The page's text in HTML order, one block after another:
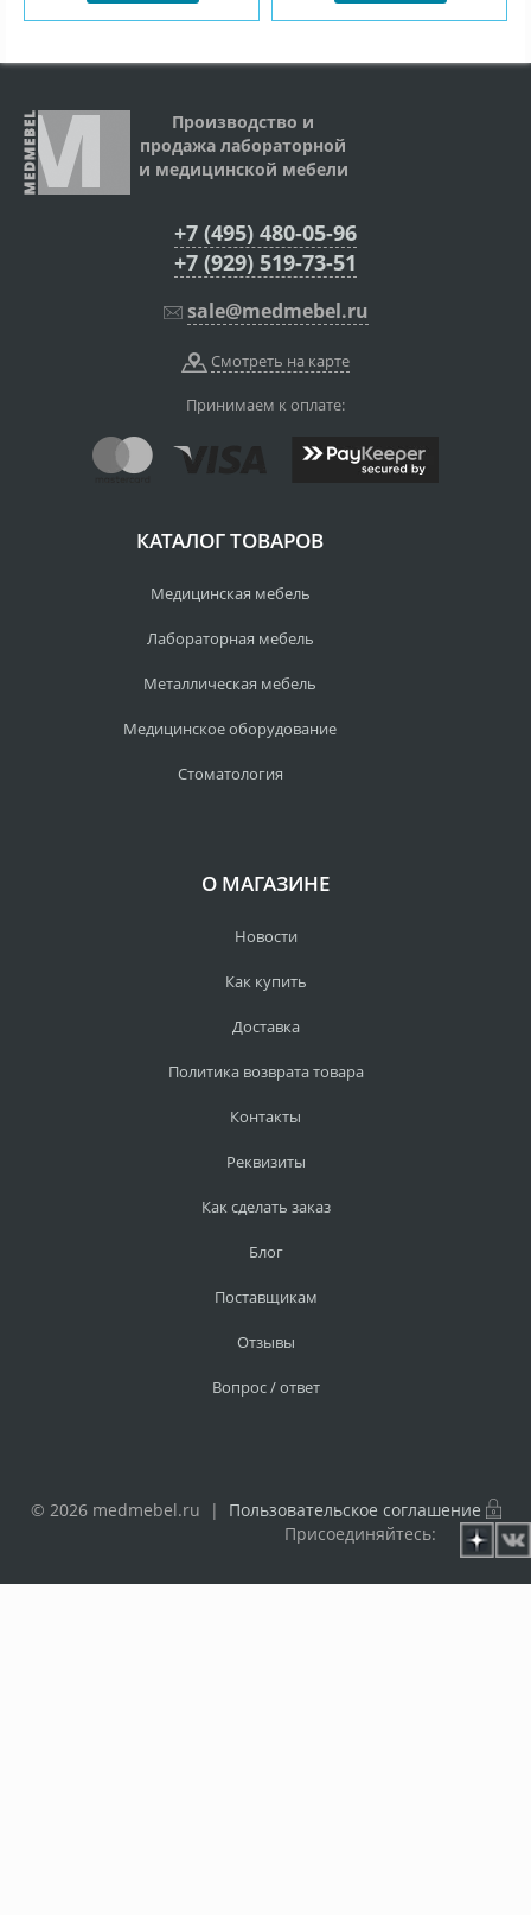
Производство и
продажа лабораторной
и медицинской мебели
+7 (495) 480-05-96
+7 (929) 519-73-51
sale@medmebel.ru
Смотреть на карте
Принимаем к оплате:
КАТАЛОГ ТОВАРОВ
Медицинская мебель
Лабораторная мебель
Металлическая мебель
Медицинское оборудование
Стоматология
О МАГАЗИНЕ
Новости
Как купить
Доставка
Политика возврата товара
Контакты
Реквизиты
Как сделать заказ
Блог
Поставщикам
Отзывы
Вопрос / ответ
© 2026 medmebel.ru | Пользовательское соглашение
Присоединяйтесь: